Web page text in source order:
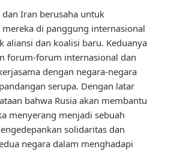
Iran berusaha untuk
di panggung internasional
aliansi dan koalisi baru. Keduanya
forum-forum internasional dan
dengan negara-negara
serupa. Dengan latar
bahwa Rusia akan membantu
menyerang menjadi sebuah
solidaritas dan
negara dalam menghadapi